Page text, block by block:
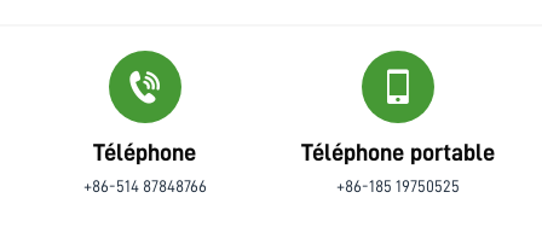
Téléphone
+86-514 87848766
Téléphone portable
+86-185 19750525